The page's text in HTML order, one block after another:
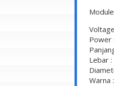
Power
Lebar :
Warna